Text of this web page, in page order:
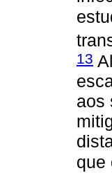
13
aos
que